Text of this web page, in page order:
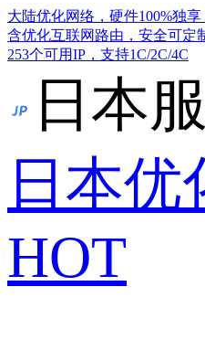
大陆优化网络，硬件100%独享
含优化互联网路由，安全可定
253个可用IP，支持1C/2C/4C
日本
日本
HOT